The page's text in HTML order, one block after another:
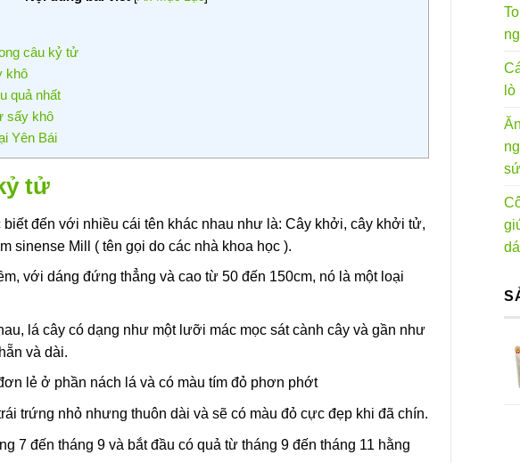
câu kỷ tử
khô
quả nhất
sấy khô
Yên Bái
tử
đến với nhiều cái tên khác nhau như là: Cây khởi, cây khởi tử,
sinense Mill ( tên gọi do các nhà khoa học ).
với dáng đứng thẳng và cao từ 50 đến 150cm, nó là một loại
lá cây có dạng như một lưỡi mác mọc sát cành cây và gần như
và dài.
lẻ ở phần nách lá và có màu tím đỏ phơn phớt
trứng nhỏ nhưng thuôn dài và sẽ có màu đỏ cực đẹp khi đã chín.
7 đến tháng 9 và bắt đầu có quả từ tháng 9 đến tháng 11 hằng